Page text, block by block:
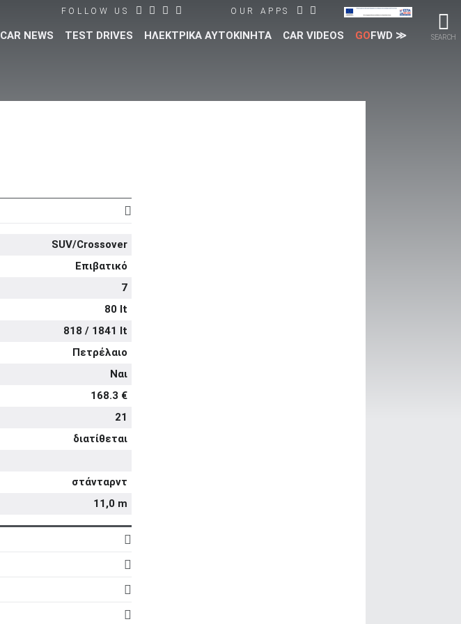
SEARCH
FOLLOW US OUR APPS
CAR NEWS TEST DRIVES ΗΛΕΚΤΡΙΚΑ ΑΥΤΟΚΙΝΗΤΑ CAR VIDEOS GOFWD ≫
SUV/Crossover
Επιβατικό
7
80 lt
818 / 1841 lt
Πετρέλαιο
Ναι
168.3 €
21
διατίθεται
στάνταρντ
11,0 m
6
24
2.997 cc
5d
5
στάνταρντ